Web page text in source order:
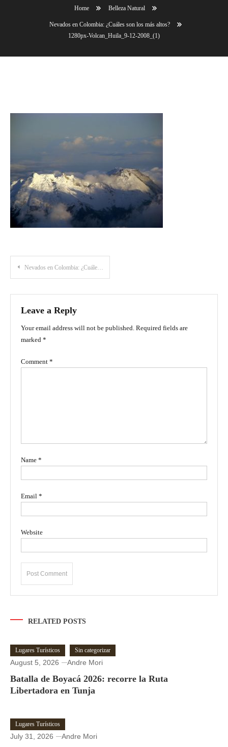
Home Belleza Natural
Nevados en Colombia: ¿Cuáles son los más altos?
1280px-Volcan_Huila_9-12-2008_(1)
Post
navigation
Nevados en Colombia: ¿Cuáles son los más altos?
Leave a Reply
Your email address will not be published. Required fields are
marked *
Comment *
Name *
Email *
Website
RELATED POSTS
Lugares Turísticos Sin categorizar
August 5, 2026 Andre Mori
Batalla de Boyacá 2026: recorre la Ruta
Libertadora en Tunja
Lugares Turísticos
July 31, 2026 Andre Mori